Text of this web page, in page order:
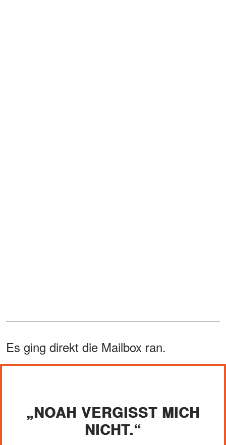
Es ging direkt die Mailbox ran.
„NOAH VERGISST MICH
NICHT.“